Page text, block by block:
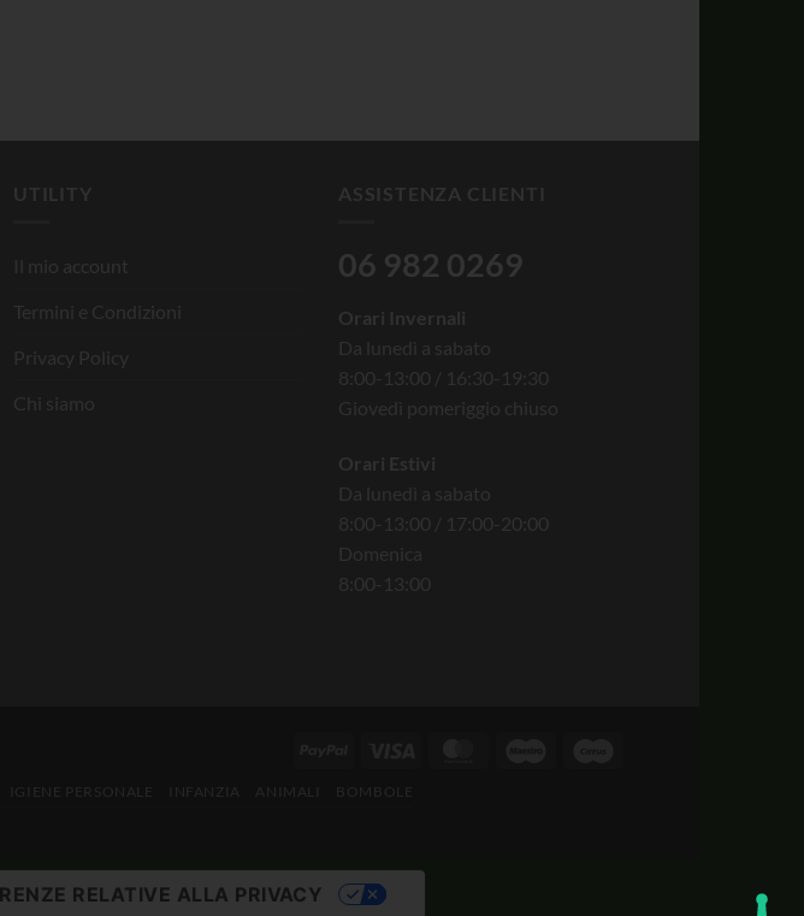
UTILITY
Il mio account
Termini e Condizioni
Privacy Policy
Chi siamo
ASSISTENZA CLIENTI
06 982 0269
Orari Invernali
Da lunedì a sabato
8:00-13:00 / 16:30-19:30
Giovedì pomeriggio chiuso
Orari Estivi
Da lunedì a sabato
8:00-13:00 / 17:00-20:00
Domenica
8:00-13:00
RELATIVE ALLA PRIVACY